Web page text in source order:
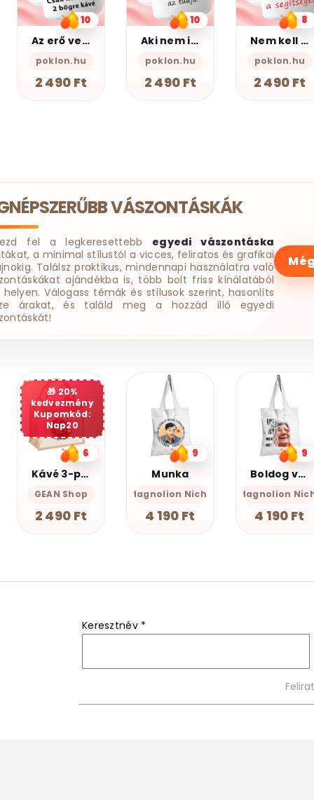
10
Aki nem ismer Bögre
poklon.hu
2 490 Ft
8
Nem kell a segítsé - Bögre
poklon.hu
2 490 Ft
Baglyos bögre
PSZ Design
2 490 Ft
VÁSZONTÁSKÁK
fel a legkeresettebb egyedi vászontáska
a minimal stílustól a vicces, feliratos és grafikai
Találsz praktikus, mindennapi használatra való
ajándékba is, több bolt friss kínálatából
helyen. Válogass témák és stílusok szerint, hasonlíts
árakat, és találd meg a hozzád illő egyedi
9
Munka
Magnolion Niche
4 190 Ft
9
Magnolion Niche
4 190 Ft
20%
kedvezmény
Kupomkód:
Nap20
7
Legjobb barátnő
GEAN Shop
2 490 Ft
Keresztnév *